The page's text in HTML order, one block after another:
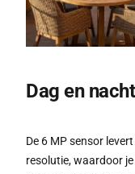
Dag en
De 6 MP sensor
resolutie, waardoor